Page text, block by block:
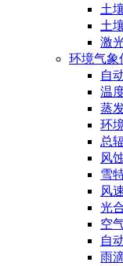
土
土
激
环境气象
自
温
蒸
环
总
风
雪
风
光
空
自
雨